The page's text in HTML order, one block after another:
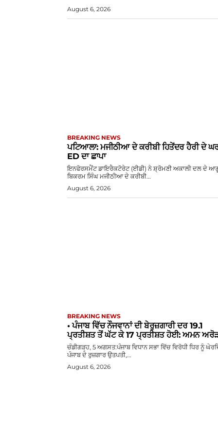
August 6, 2026
BREAKING NEWS
ਪਟਿਆਲਾ: ਮਜੀਠੀਆ ਦੇ ਕਰੀਬੀ ਹਿਤੇਂਦਰ ਹੈਰੀ ਦੇ
ED ਦਾ ਛਾਪਾ
ਇਨਫੋਰਸਮੈਂਟ ਡਾਇਰੈਕਟੋਰੇਟ (ਈਡੀ) ਨੇ ਸ਼੍ਰੋਮਣੀ ਅਕਾਲੀ ਦਲ ਦੇ
ਬਿਕਰਮ ਸਿੰਘ ਮਜੀਠੀਆ ਦੇ ਕਰੀਬੀ...
August 6, 2026
BREAKING NEWS
• ਪੰਜਾਬ ਵਿੱਚ ਨੌਜਵਾਨਾਂ ਦੀ ਬੇਰੁਜ਼ਗਾਰੀ ਦਰ 19.1
ਪ੍ਰਤੀਸ਼ਤ ਤੋਂ ਘੱਟ ਕੇ 17 ਪ੍ਰਤੀਸ਼ਤ ਹੋਈ: ਅਮਨ
ਚੰਡੀਗੜ੍ਹ, 5 ਅਗਸਤ:ਪੰਜਾਬ ਵਿਧਾਨ ਸਭਾ ਵਿੱਚ ਵਿਰੋਧੀ ਧਿਰ ਨੂੰ
ਪੰਜਾਬ ਦੇ ਰੁਜ਼ਗਾਰ ਉਤਪਤੀ,...
August 6, 2026